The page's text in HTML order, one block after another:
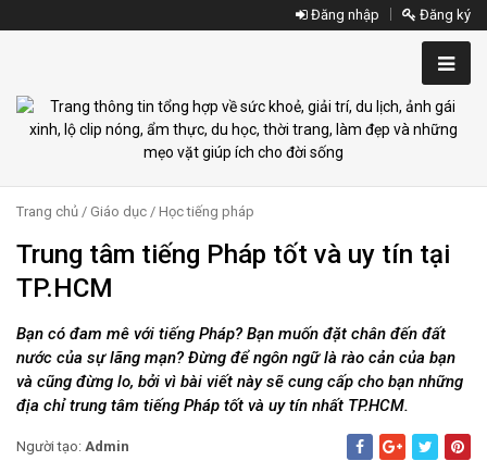
Đăng nhập Đăng ký
Trang chủ / Giáo dục / Học tiếng pháp
Trung tâm tiếng Pháp tốt và uy tín tại
TP.HCM
Bạn có đam mê với tiếng Pháp? Bạn muốn đặt chân đến đất
nước của sự lãng mạn? Đừng để ngôn ngữ là rào cản của bạn
và cũng đừng lo, bởi vì bài viết này sẽ cung cấp cho bạn những
địa chỉ trung tâm tiếng Pháp tốt và uy tín nhất TP.HCM.
Người tạo: Admin